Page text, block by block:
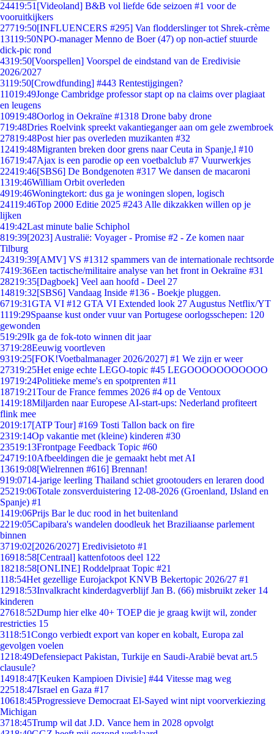
24419:51 [Videoland] B&B vol liefde 6de seizoen #1 voor de
vooruitkijkers
27719:50[INFLUENCERS #295] Van flodderslinger tot Shrek-crème
13119:50NPO-manager Menno de Boer (47) op non-actief stuurde
dick-pic rond
4319:50[Voorspellen] Voorspel de eindstand van de Eredivisie
2026/2027
3119:50[Crowdfunding] #443 Rentestijgingen?
11019:49Jonge Cambridge professor stapt op na claims over plagiaat
en leugens
10919:48Oorlog in Oekraïne #1318 Drone baby drone
719:48Dries Roelvink spreekt vakantieganger aan om gele zwembroek
27819:48Post hier pas overleden muzikanten #32
12419:48Migranten breken door grens naar Ceuta in Spanje,l #10
16719:47Ajax is een parodie op een voetbalclub #7 Vuurwerkjes
22419:46[SBS6] De Bondgenoten #317 We dansen de macaroni
1319:46William Orbit overleden
4919:46Woningtekort: dus ga je woningen slopen, logisch
24119:46Top 2000 Editie 2025 #243 Alle dikzakken willen op je
lijken
419:42Last minute balie Schiphol
819:39[2023] Australië: Voyager - Promise #2 - Ze komen naar
Tilburg
24319:39[AMV] VS #1312 spammers van de internationale rechtsorde
7419:36Een tactische/militaire analyse van het front in Oekraïne #31
28219:35[Dagboek] Veel aan hoofd - Deel 27
14819:32[SBS6] Vandaag Inside #136 - Boekje pluggen.
6719:31GTA VI #12 GTA VI Extended look 27 Augustus Netflix/YT
1119:29Spaanse kust onder vuur van Portugese oorlogsschepen: 120
gewonden
519:29Ik ga de fok-toto winnen dit jaar
3719:28Eeuwig voortleven
9319:25[FOK!Voetbalmanager 2026/2027] #1 We zijn er weer
27319:25Het enige echte LEGO-topic #45 LEGOOOOOOOOOOO
19719:24Politieke meme's en spotprenten #11
18719:21Tour de France femmes 2026 #4 op de Ventoux
1419:18Miljarden naar Europese AI-start-ups: Nederland profiteert
flink mee
2019:17[ATP Tour] #169 Tosti Tallon back on fire
2319:14Op vakantie met (kleine) kinderen #30
23519:13Frontpage Feedback Topic #60
24719:10Afbeeldingen die je gemaakt hebt met AI
13619:08[Wielrennen #616] Brennan!
919:0714-jarige leerling Thailand schiet grootouders en leraren dood
25219:06Totale zonsverduistering 12-08-2026 (Groenland, IJsland en
Spanje) #1
1419:06Prijs Bar le duc rood in het buitenland
2219:05Capibara's wandelen doodleuk het Braziliaanse parlement
binnen
3719:02[2026/2027] Eredivisietoto #1
16918:58[Centraal] kattenfotoos deel 122
18218:58[ONLINE] Roddelpraat Topic #21
118:54Het gezellige Eurojackpot KNVB Bekertopic 2026/27 #1
12918:53Invalkracht kinderdagverblijf Jan B. (66) misbruikt zeker 14
kinderen
27618:52Dump hier elke 40+ TOEP die je graag kwijt wil, zonder
restricties 15
3118:51Congo verbiedt export van koper en kobalt, Europa zal
gevolgen voelen
1218:49Defensiepact Pakistan, Turkije en Saudi-Arabië bevat art.5
clausule?
14918:47[Keuken Kampioen Divisie] #44 Vitesse mag weg
22518:47Israel en Gaza #17
10618:45Progressieve Democraat El-Sayed wint nipt voorverkiezing
Michigan
3718:45Trump wil dat J.D. Vance hem in 2028 opvolgt